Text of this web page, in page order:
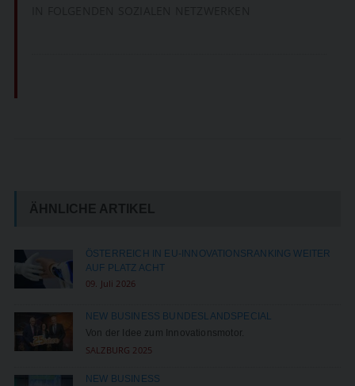
ÄHNLICHE ARTIKEL
ÖSTERREICH IN EU-INNOVATIONSRANKING WEITER
AUF PLATZ ACHT
09. Juli 2026
NEW BUSINESS BUNDESLANDSPECIAL
Von der Idee zum Innovationsmotor.
SALZBURG 2025
NEW BUSINESS